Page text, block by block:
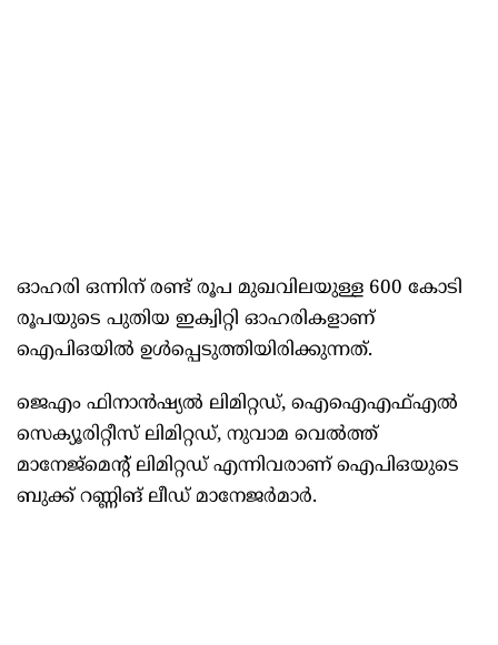
ഓഹരി ഒന്നിന് രണ്ട് രൂപ മുഖവിലയുള്ള 600 കോടി
രൂപയുടെ പുതിയ ഇക്വിറ്റി ഓഹരികളാണ്
ഐപിഒയില്‍ ഉള്‍പ്പെടുത്തിയിരിക്കുന്നത്.
ജെഎം ഫിനാന്‍ഷ്യല്‍ ലിമിറ്റഡ്, ഐഐഎഫ്എല്‍
സെക്യൂരിറ്റീസ് ലിമിറ്റഡ്, നുവാമ വെല്‍ത്ത്
മാനേജ്മെന്‍റ് ലിമിറ്റഡ് എന്നിവരാണ് ഐപിഒയുടെ
ബുക്ക് റണ്ണിങ് ലീഡ് മാനേജര്‍മാര്‍.